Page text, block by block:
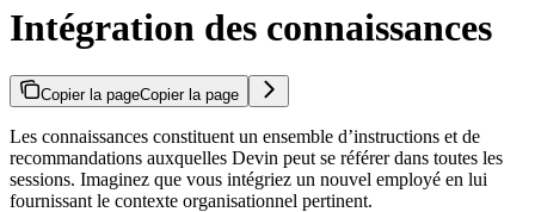
Intégration des connaissances
Copier la pageCopier la page
Les connaissances constituent un ensemble d’instructions et de
recommandations auxquelles Devin peut se référer dans toutes les
sessions. Imaginez que vous intégriez un nouvel employé en lui
fournissant le contexte organisationnel pertinent.